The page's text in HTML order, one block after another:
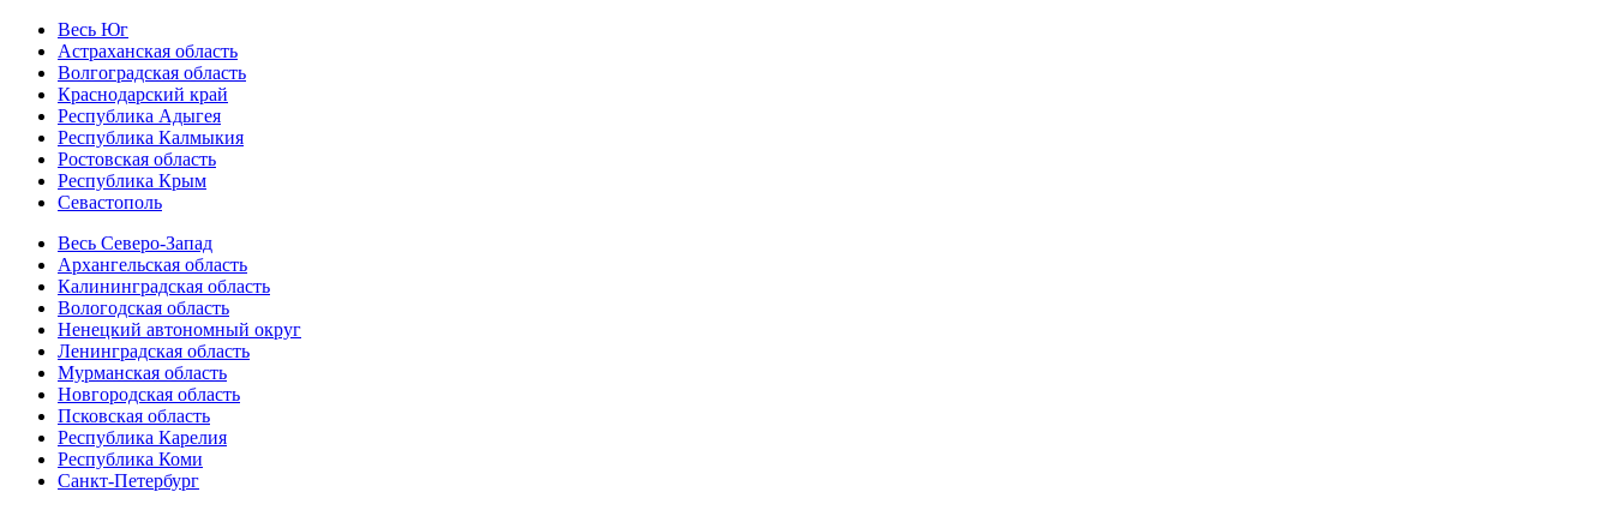
Весь Юг
Астраханская область
Волгоградская область
Краснодарский край
Республика Адыгея
Республика Калмыкия
Ростовская область
Республика Крым
Севастополь
Весь Северо-Запад
Архангельская область
Калининградская область
Вологодская область
Ненецкий автономный округ
Ленинградская область
Мурманская область
Новгородская область
Псковская область
Республика Карелия
Республика Коми
Санкт-Петербург